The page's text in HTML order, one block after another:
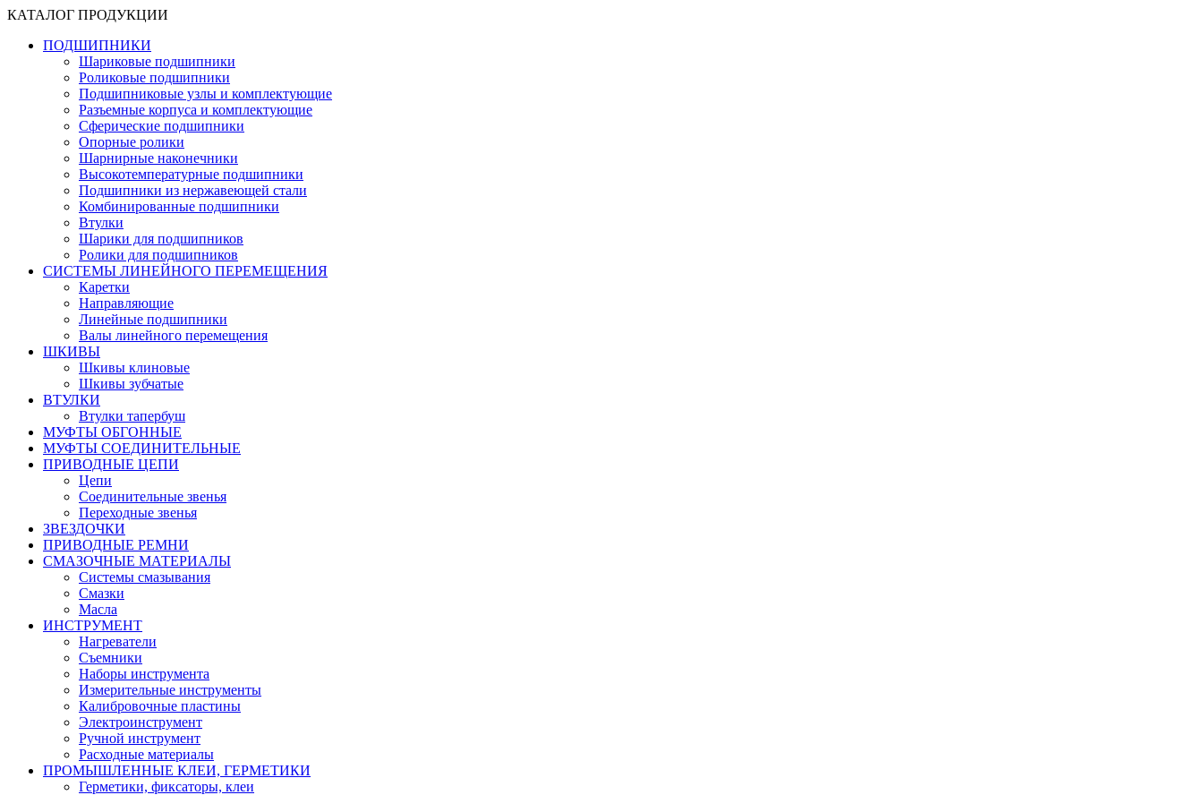
КАТАЛОГ ПРОДУКЦИИ
ПОДШИПНИКИ
Шариковые подшипники
Роликовые подшипники
Подшипниковые узлы и комплектующие
Разъемные корпуса и комплектующие
Сферические подшипники
Опорные ролики
Шарнирные наконечники
Высокотемпературные подшипники
Подшипники из нержавеющей стали
Комбинированные подшипники
Втулки
Шарики для подшипников
Ролики для подшипников
СИСТЕМЫ ЛИНЕЙНОГО ПЕРЕМЕЩЕНИЯ
Каретки
Направляющие
Линейные подшипники
Валы линейного перемещения
ШКИВЫ
Шкивы клиновые
Шкивы зубчатые
ВТУЛКИ
Втулки тапербуш
МУФТЫ ОБГОННЫЕ
МУФТЫ СОЕДИНИТЕЛЬНЫЕ
ПРИВОДНЫЕ ЦЕПИ
Цепи
Соединительные звенья
Переходные звенья
ЗВЕЗДОЧКИ
ПРИВОДНЫЕ РЕМНИ
СМАЗОЧНЫЕ МАТЕРИАЛЫ
Системы смазывания
Смазки
Масла
ИНСТРУМЕНТ
Нагреватели
Съемники
Наборы инструмента
Измерительные инструменты
Калибровочные пластины
Электроинструмент
Ручной инструмент
Расходные материалы
ПРОМЫШЛЕННЫЕ КЛЕИ, ГЕРМЕТИКИ
Герметики, фиксаторы, клеи